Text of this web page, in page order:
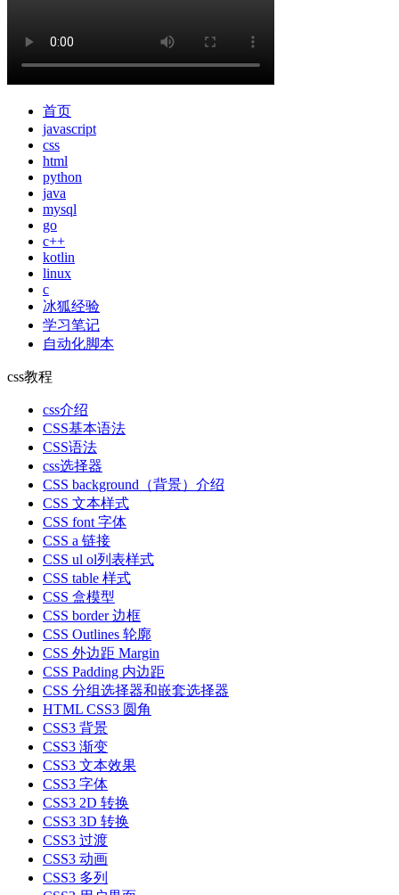
首页
javascript
css
html
python
java
mysql
go
c++
kotlin
linux
c
冰狐经验
学习笔记
自动化脚本
css教程
css介绍
CSS基本语法
CSS语法
css选择器
CSS background（背景）介绍
CSS 文本样式
CSS font 字体
CSS a 链接
CSS ul ol列表样式
CSS table 样式
CSS 盒模型
CSS border 边框
CSS Outlines 轮廓
CSS 外边距 Margin
CSS Padding 内边距
CSS 分组选择器和嵌套选择器
HTML CSS3 圆角
CSS3 背景
CSS3 渐变
CSS3 文本效果
CSS3 字体
CSS3 2D 转换
CSS3 3D 转换
CSS3 过渡
CSS3 动画
CSS3 多列